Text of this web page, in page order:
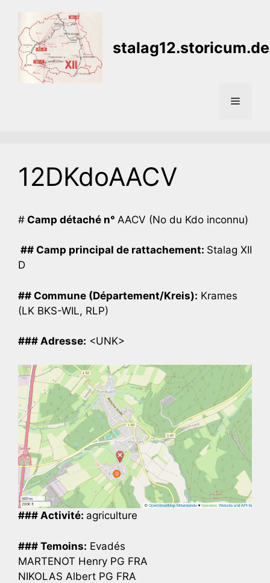
contenu
stalag12.storicum.de
Menu
12DKdoAACV
# Camp détaché n° AACV (No du Kdo inconnu)
## Camp principal de rattachement: Stalag XII
D
## Commune (Département/Kreis): Krames
(LK BKS-WIL, RLP)
### Adresse: <UNK>
### Activité: agriculture
### Temoins: Evadés
MARTENOT Henry PG FRA
NIKOLAS Albert PG FRA